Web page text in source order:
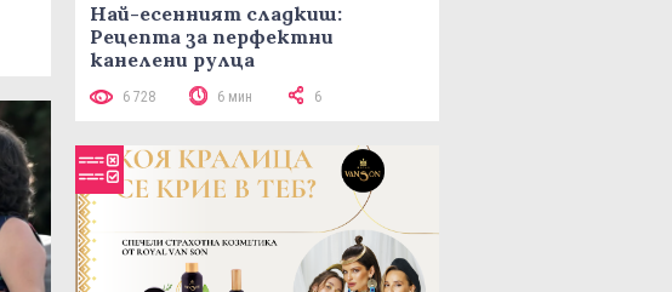
Най-есенният сладкиш:
Рецепта за перфектни
канелени рулца
6 728 6 мин 6